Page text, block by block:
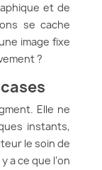
et de
se cache
image fixe
?
Elle ne
instants,
le soin de
a ce que l’on